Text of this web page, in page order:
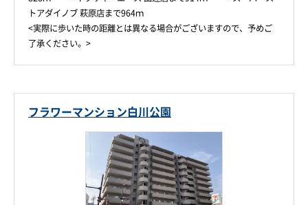
トアダイノブ 萩原店まで964ｍ
<実際に歩いた時の距離とは異なる場合がございますので、予めご
了承ください。>
フラワーマンション白川公園